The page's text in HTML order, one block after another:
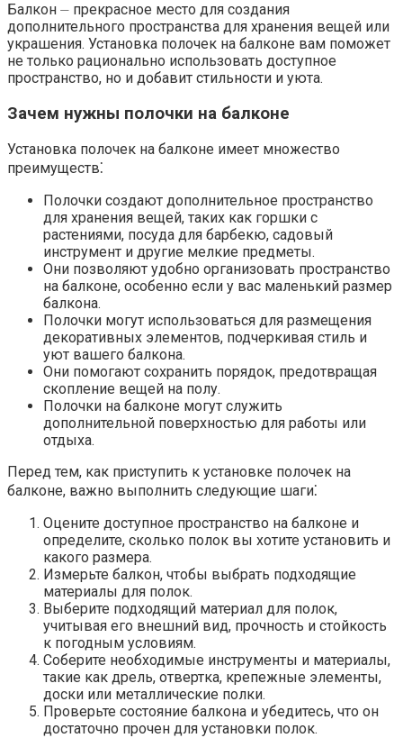
Балкон ⏤ прекрасное место для создания
дополнительного пространства для хранения вещей или
украшения.​ Установка полочек на балконе вам поможет
не только рационально использовать доступное
пространство, но и добавит стильности и уюта.
Зачем нужны полочки на балконе
Установка полочек на балконе имеет множество
преимуществ⁚
Полочки создают дополнительное пространство
для хранения вещей, таких как горшки с
растениями, посуда для барбекю, садовый
инструмент и другие мелкие предметы.​
Они позволяют удобно организовать пространство
на балконе, особенно если у вас маленький размер
балкона.​
Полочки могут использоваться для размещения
декоративных элементов, подчеркивая стиль и
уют вашего балкона.
Они помогают сохранить порядок, предотвращая
скопление вещей на полу.​
Полочки на балконе могут служить
дополнительной поверхностью для работы или
отдыха.​
Перед тем, как приступить к установке полочек на
балконе, важно выполнить следующие шаги⁚
Оцените доступное пространство на балконе и
определите, сколько полок вы хотите установить и
какого размера.​
Измерьте балкон, чтобы выбрать подходящие
материалы для полок.​
Выберите подходящий материал для полок,
учитывая его внешний вид, прочность и стойкость
к погодным условиям.
Соберите необходимые инструменты и материалы,
такие как дрель, отвертка, крепежные элементы,
доски или металлические полки.​
Проверьте состояние балкона и убедитесь, что он
достаточно прочен для установки полок.​